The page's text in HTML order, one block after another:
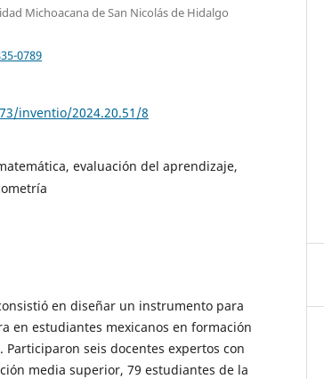
Michoacana de San Nicolás de Hidalgo
0789
inventio/2024.20.51/8
evaluación del aprendizaje,
en diseñar un instrumento para
en estudiantes mexicanos en formación
seis docentes expertos con
media superior, 79 estudiantes de la